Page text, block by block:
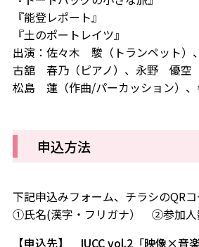
『能登レポート』
『土のポートレイツ』
出演：佐々木 駿（トランペット
古舘 春乃（ピアノ）、永野 優空
松島 蓮（作曲/パーカッション）
申込方法
下記申込みフォーム、チラシのQR
①氏名(漢字・フリガナ） ②参加
【申込先】 IUCC vol.2「映像×音